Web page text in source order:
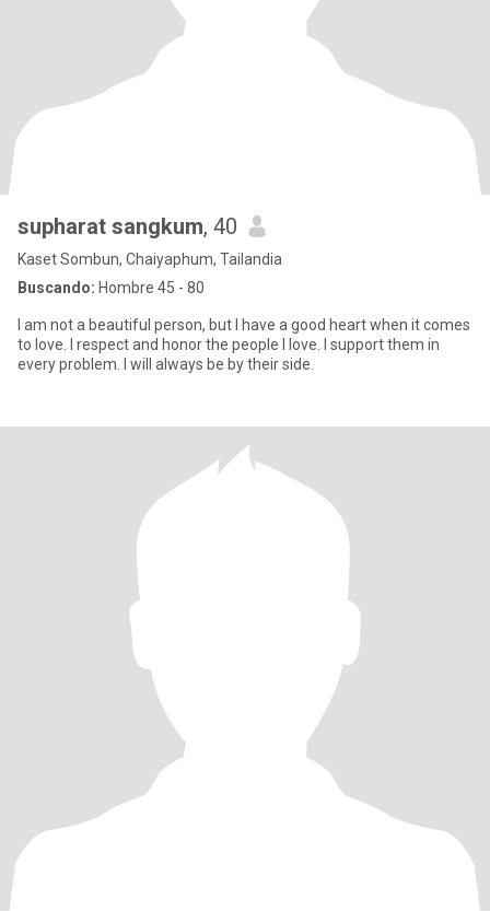
supharat sangkum, 40
Kaset Sombun, Chaiyaphum, Tailandia
Buscando: Hombre 45 - 80
I am not a beautiful person, but l have a good heart when it comes
to love. l respect and honor the people l love. l support them in
every problem. l will always be by their side.